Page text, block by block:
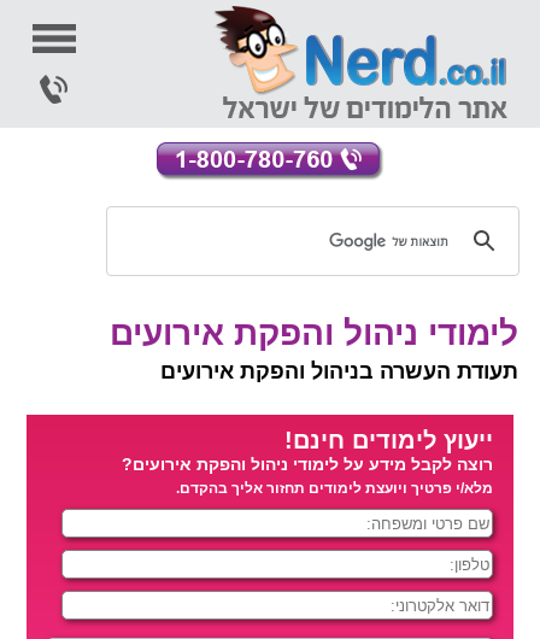
לימודי ניהול והפקת אירועים
תעודת העשרה בניהול והפקת אירועים
ייעוץ לימודים חינם!
רוצה לקבל מידע על לימודי ניהול והפקת אירועים?
מלא/י פרטיך ויועצת לימודים תחזור אליך בהקדם.